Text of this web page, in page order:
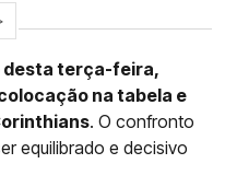
desta terça-feira,
na tabela e
. O confronto
equilibrado e decisivo